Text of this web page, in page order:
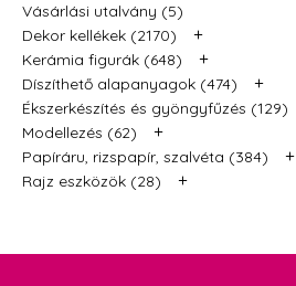
Vásárlási utalvány (5)
Dekor kellékek (2170)
+
Kerámia figurák (648) +
Díszíthető alapanyagok (474) +
Ékszerkészítés és gyöngyfűzés (129)
Modellezés (62) +
Papíráru, rizspapír, szalvéta (384) +
Rajz eszközök (28) +